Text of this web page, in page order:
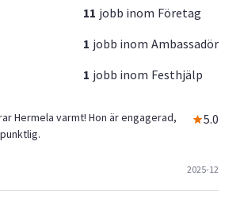
11 jobb inom Företag
1 jobb inom Ambassadör
1 jobb inom Festhjälp
Hermela varmt! Hon är engagerad,
5.0
2025-12